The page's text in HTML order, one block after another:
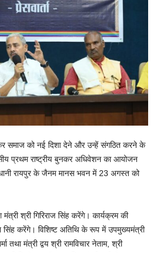
समाज को नई दिशा देने और उन्हें संगठित करने के
प्रथम राष्ट्रीय बुनकर अधिवेशन का आयोजन
रायपुर के जैनम मानस भवन में 23 अगस्त को
श्री गिरिराज सिंह करेंगे। कार्यक्रम की
सिंह करेंगे। विशिष्ट अतिथि के रूप में उपमुख्यमंत्री
तथा मंत्री द्वय श्री रामविचार नेताम, श्री